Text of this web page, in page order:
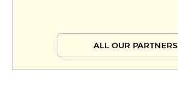
ALL OUR PARTNERS